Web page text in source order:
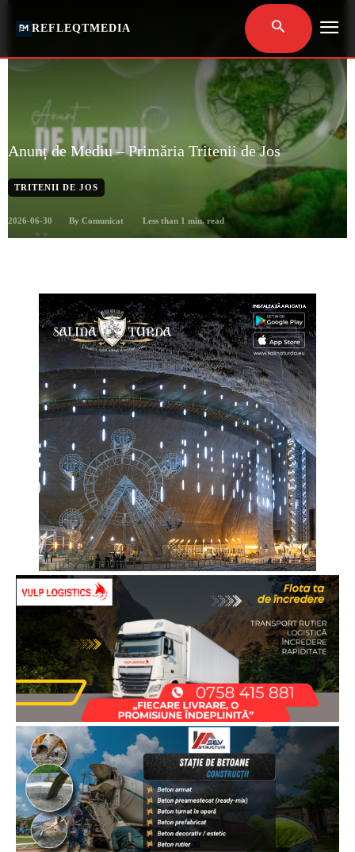
REFLEQTMEDIA
Anunț de Mediu – Primăria Tritenii de Jos
TRITENII DE JOS
2026-06-30 By Comunicat Less than 1 min. read